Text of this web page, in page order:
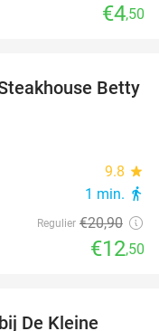
€4,50
40%
Betty
9.8 star
1 min. directions_walk
Regulier €20,90
€12,50
De Kleine